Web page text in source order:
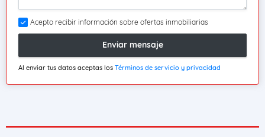
Acepto recibir información sobre ofertas inmobiliarias
Enviar mensaje
Al enviar tus datos aceptas los Términos de servicio y privacidad